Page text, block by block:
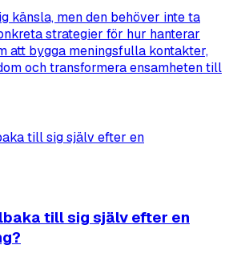
känsla, men den behöver inte ta
strategier för hur hanterar
att bygga meningsfulla kontakter,
och transformera ensamheten till
till sig själv efter en